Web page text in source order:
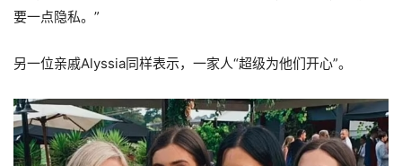
要一点隐私。”
另一位亲戚Alyssia同样表示，一家人“超级为他们开心”。